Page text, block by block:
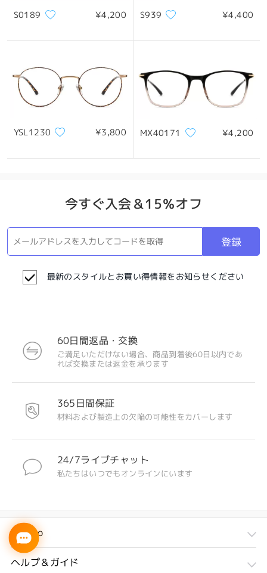
レビューを書く
S0189 ¥4,200 S939 ¥4,400
YSL1230 ¥3,800 MX40171 ¥4,200
今すぐ入会＆15％オフ
登録
最新のスタイルとお買い得情報をお知らせください
60日間返品・交換
ご満足いただけない場合、商品到着後60日以内であ
れば交換または返金を承ります
365日間保証
材料および製造上の欠陥の可能性をカバーします
24/7ライブチャット
私たちはいつでもオンラインにいます
Firmoo
ヘルプ＆ガイド